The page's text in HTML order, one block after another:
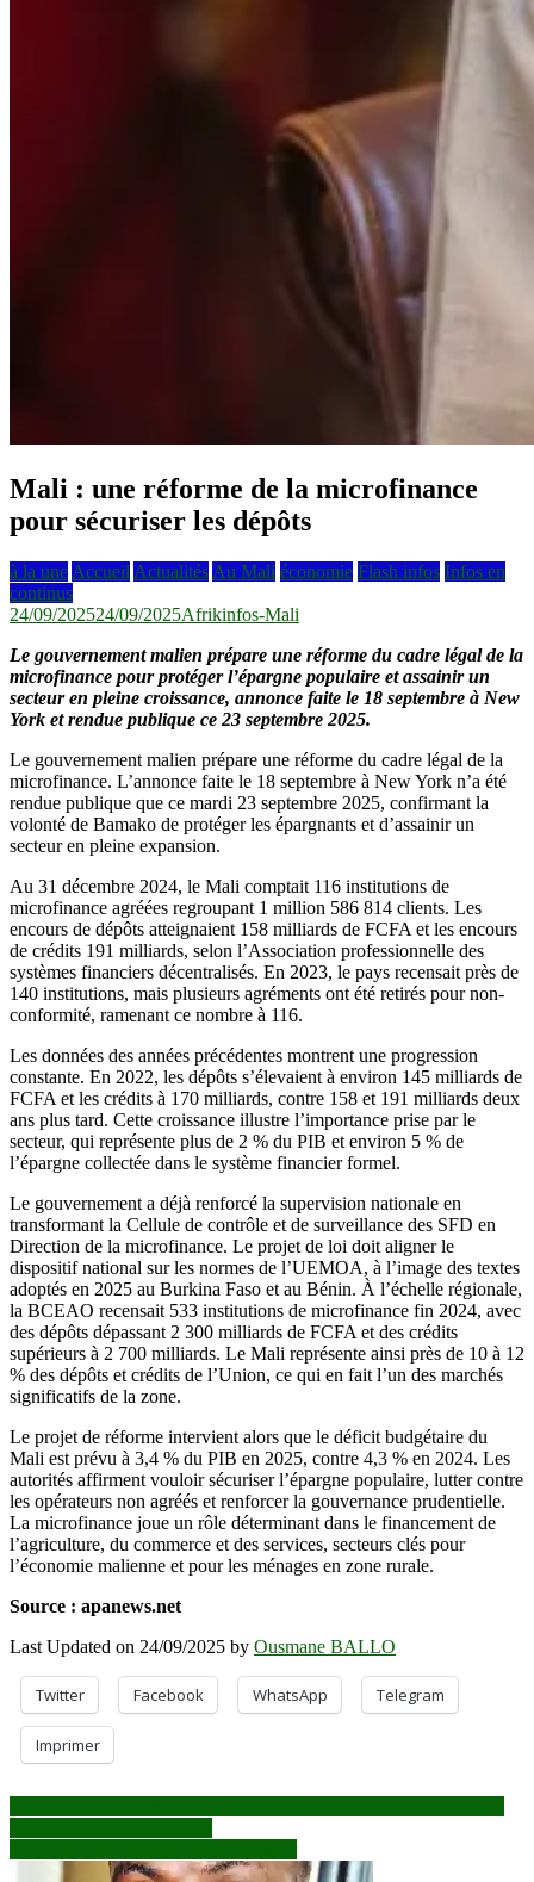
Mali : une réforme de la microfinance
pour sécuriser les dépôts
à la une Accueil Actualités Au Mali économie Flash infos Infos en
continus
24/09/202524/09/2025Afrikinfos-Mali
Le gouvernement malien prépare une réforme du cadre légal de la
microfinance pour protéger l’épargne populaire et assainir un
secteur en pleine croissance, annonce faite le 18 septembre à New
York et rendue publique ce 23 septembre 2025.
Le gouvernement malien prépare une réforme du cadre légal de la
microfinance. L’annonce faite le 18 septembre à New York n’a été
rendue publique que ce mardi 23 septembre 2025, confirmant la
volonté de Bamako de protéger les épargnants et d’assainir un
secteur en pleine expansion.
Au 31 décembre 2024, le Mali comptait 116 institutions de
microfinance agréées regroupant 1 million 586 814 clients. Les
encours de dépôts atteignaient 158 milliards de FCFA et les encours
de crédits 191 milliards, selon l’Association professionnelle des
systèmes financiers décentralisés. En 2023, le pays recensait près de
140 institutions, mais plusieurs agréments ont été retirés pour non-
conformité, ramenant ce nombre à 116.
Les données des années précédentes montrent une progression
constante. En 2022, les dépôts s’élevaient à environ 145 milliards de
FCFA et les crédits à 170 milliards, contre 158 et 191 milliards deux
ans plus tard. Cette croissance illustre l’importance prise par le
secteur, qui représente plus de 2 % du PIB et environ 5 % de
l’épargne collectée dans le système financier formel.
Le gouvernement a déjà renforcé la supervision nationale en
transformant la Cellule de contrôle et de surveillance des SFD en
Direction de la microfinance. Le projet de loi doit aligner le
dispositif national sur les normes de l’UEMOA, à l’image des textes
adoptés en 2025 au Burkina Faso et au Bénin. À l’échelle régionale,
la BCEAO recensait 533 institutions de microfinance fin 2024, avec
des dépôts dépassant 2 300 milliards de FCFA et des crédits
supérieurs à 2 700 milliards. Le Mali représente ainsi près de 10 à 12
% des dépôts et crédits de l’Union, ce qui en fait l’un des marchés
significatifs de la zone.
Le projet de réforme intervient alors que le déficit budgétaire du
Mali est prévu à 3,4 % du PIB en 2025, contre 4,3 % en 2024. Les
autorités affirment vouloir sécuriser l’épargne populaire, lutter contre
les opérateurs non agréés et renforcer la gouvernance prudentielle.
La microfinance joue un rôle déterminant dans le financement de
l’agriculture, du commerce et des services, secteurs clés pour
l’économie malienne et pour les ménages en zone rurale.
Source : apanews.net
Last Updated on 24/09/2025 by Ousmane BALLO
Twitter Facebook WhatsApp Telegram
Imprimer
Navigation
de
l’article